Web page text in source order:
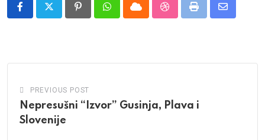
PinterestWhatsappCloud StumbleUpon
Print
Share
PREVIOUS POST
Nepresušni “Izvor” Gusinja, Plava i
Slovenije